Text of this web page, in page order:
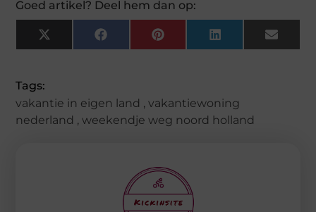
Goed artikel? Deel hem dan op:
X
(Twitter)
FacebookPinterestLinkedIn Email
Tags:
vakantie in eigen land ,vakantiewoning
nederland ,weekendje weg noord holland